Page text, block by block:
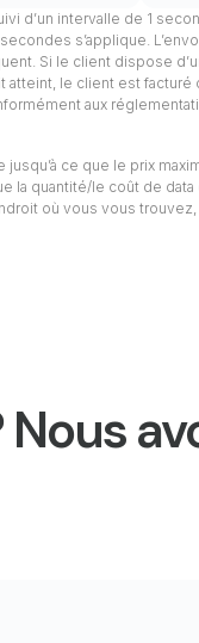
d’un intervalle de 1
s’applique.
Si le client dispose
le client est
aux
ce que le prix
quantité/le coût de
où vous vous